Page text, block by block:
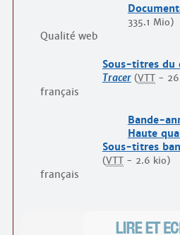
335.1 Mio)
Qualité web
Sous-titres du
Tracer (VTT-
français
Bande-
Haute
Sous-titres
(VTT- 2.6 kio)
français